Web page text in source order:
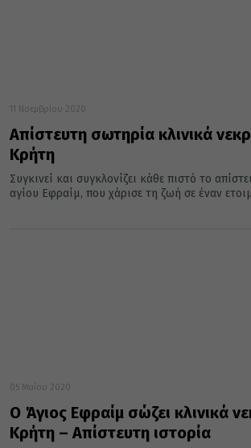
11 Νοεμβρίου 2020
Απίστευτη σωτηρία κλινικά
Κρήτη
Συγκινεί και συγκλονίζει κάθε πιστό το
αγίου Εφραίμ, που χάρισε τη ζωή σε έναν
05 Μαΐου 2020
O Άγιος Εφραίμ σώζει κλινικά
Κρήτη – Απίστευτη ιστορία